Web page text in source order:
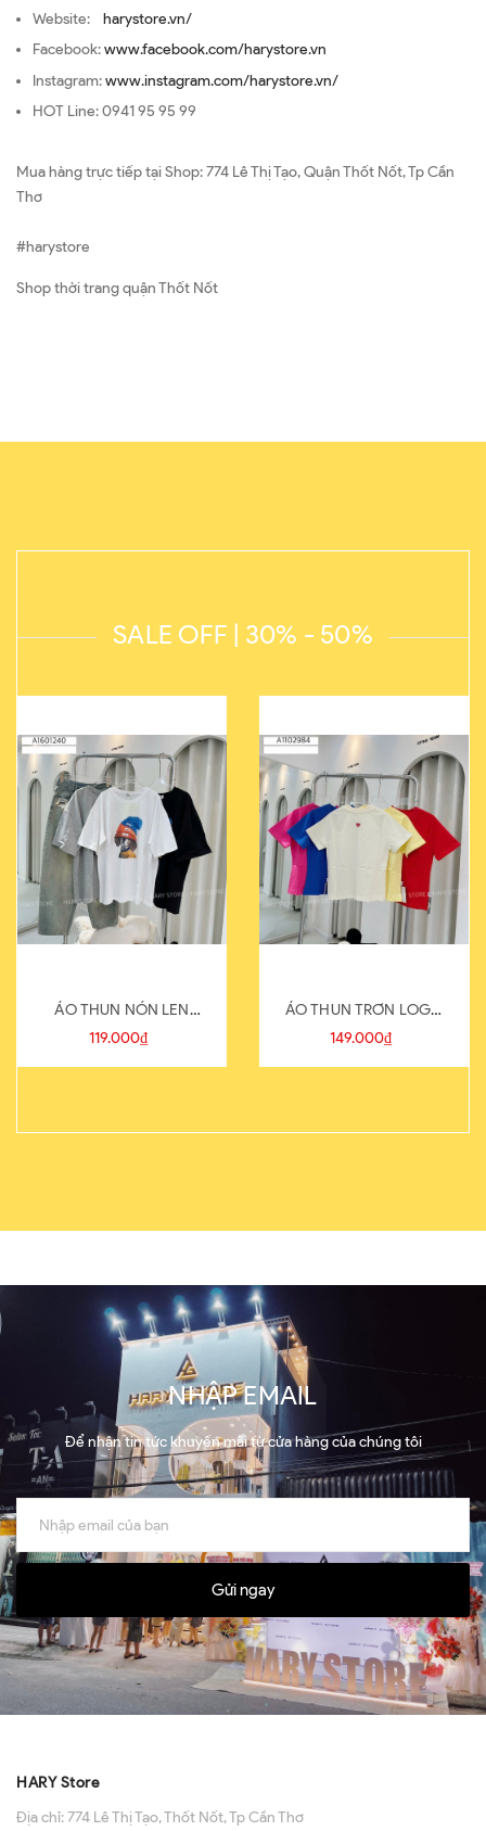
Website: harystore.vn/
Facebook:www.facebook.com/harystore.vn
Instagram:www.instagram.com/harystore.vn/
HOT Line: 0941 95 95 99
Mua hàng trực tiếp tại Shop: 774 Lê Thị Tạo, Quận Thốt Nốt, Tp Cần
Thơ
#harystore
Shop thời trang quận Thốt Nốt
SALE OFF | 30% - 50%
ÁO THUN NÓN LEN
821-1
119.000₫
ÁO THUN TRƠN LOGO
SAU
149.000₫
NHẬP EMAIL
Để nhận tin tức khuyến mãi từ cửa hàng của chúng tôi
Gửi ngay
HARY Store
Địa chỉ:774 Lê Thị Tạo, Thốt Nốt, Tp Cần Thơ